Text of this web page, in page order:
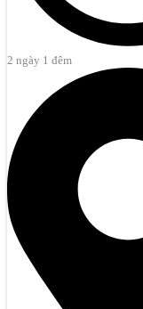
2 ngày 1 đêm